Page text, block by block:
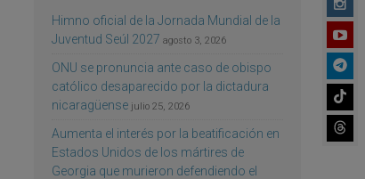
Himno oficial de la Jornada Mundial de la
Juventud Seúl 2027 agosto 3, 2026
ONU se pronuncia ante caso de obispo
católico desaparecido por la dictadura
nicaragüense julio 25, 2026
Aumenta el interés por la beatificación en
Estados Unidos de los mártires de
Georgia que murieron defendiendo el